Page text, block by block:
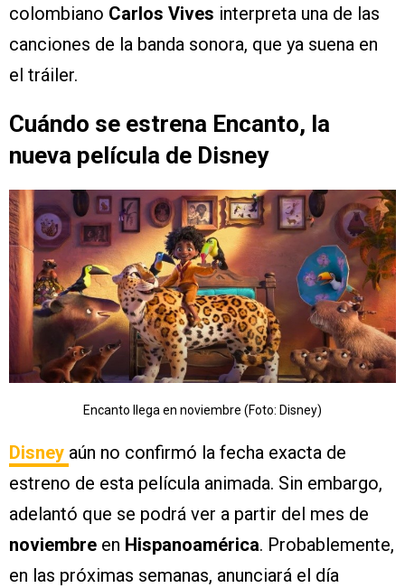
colombiano Carlos Vives interpreta una de las
canciones de la banda sonora, que ya suena en
el tráiler.
Cuándo se estrena Encanto, la
nueva película de Disney
Encanto llega en noviembre (Foto: Disney)
Disney aún no confirmó la fecha exacta de
estreno de esta película animada. Sin embargo,
adelantó que se podrá ver a partir del mes de
noviembre en Hispanoamérica. Probablemente,
en las próximas semanas, anunciará el día